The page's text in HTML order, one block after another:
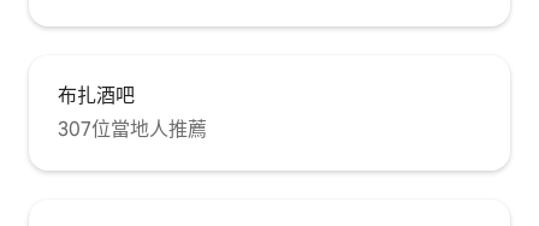
布扎酒吧
307位當地人推薦